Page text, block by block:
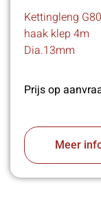
Kettingleng
haak klep 4m
Dia.13mm
Prijs op
Meer